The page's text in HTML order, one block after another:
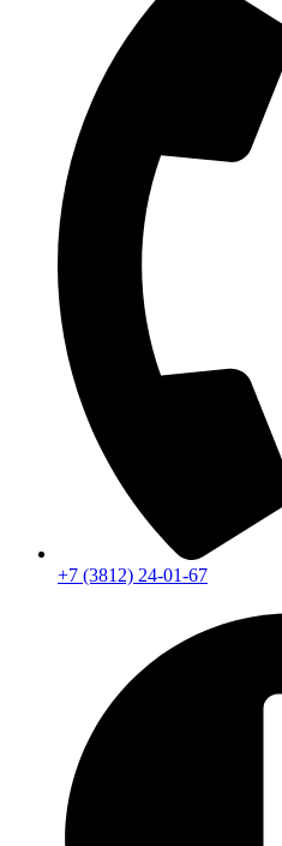
+7 (3812) 24-01-67